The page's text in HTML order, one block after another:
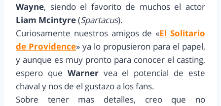
Wayne, siendo el favorito de muchos el actor
Liam Mcintyre(Spartacus).
Curiosamente nuestros amigos de «El Solitario
de Providence» ya lo propusieron para el papel,
y aunque es muy pronto para conocer el casting,
espero que Warnervea el potencial de este
chaval y nos de el gustazo a los fans.
Sobre tener mas detalles, creo que no